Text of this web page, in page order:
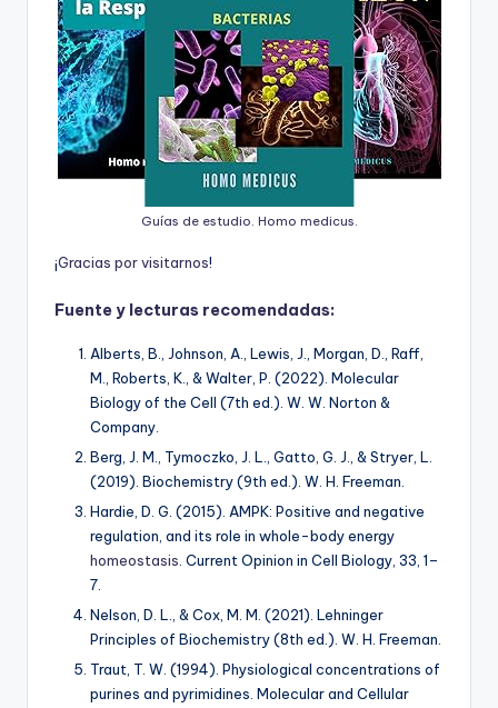
Guías de estudio. Homo medicus.
¡Gracias porvisitarnos!
Fuente y lecturas recomendadas:
Alberts, B., Johnson, A., Lewis, J., Morgan, D., Raff,
M., Roberts, K., & Walter, P. (2022). Molecular
Biology of the Cell (7th ed.). W. W. Norton &
Company.
Berg, J. M., Tymoczko, J. L., Gatto, G. J., & Stryer, L.
(2019). Biochemistry(9th ed.). W. H. Freeman.
Hardie, D. G. (2015). AMPK: Positive and negative
regulation, and its role in whole-body energy
homeostasis Current Opinion in Cell Biology, 33 , 1–
7.
Nelson, D. L., & Cox, M. M. (2021). Lehninger
Principles of Biochemistry(8th ed.). W. H. Freeman.
Traut, T. W. (1994). Physiological concentrations of
purines and pyrimidines. Molecular and Cellular